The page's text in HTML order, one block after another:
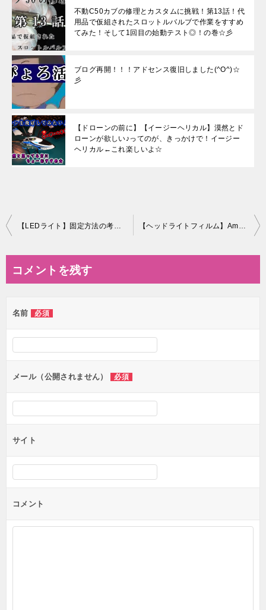
不動C50カブの修理とカスタムに挑戦！第13話！代
用品で仮組されたスロットルバルブで作業をすすめ
てみた！そして1回目の始動テスト◎！の巻☆彡
ブログ再開！！！アドセンス復旧しました(^O^)☆
彡
【ドローンの前に】【イージーヘリカル】漠然とド
ローンが欲しい♪ってのが、きっかけで！イージー
ヘリカル←これ楽しいよ☆
投
ビ
ー
シ
ン
【LEDライト】固定方法の考察、現在も考察中【AF61トゥデイ】 【ヘッドライトフィルム】Amazonで買った格安ヘッドライトフィルムを貼るぞー！【DIY】
コメントを残す
名前 必須
メール（公開されません） 必須
サイト
コメント